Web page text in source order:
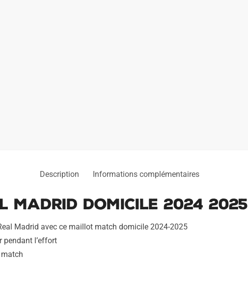
Description Informations complémentaires
Domicile 2024 2025
Madrid avec ce maillot match domicile 2024-2025
pendant l’effort